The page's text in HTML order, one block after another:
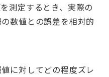
測定するとき、実際の
数値との誤差を相対的
に対してどの程度ズレ